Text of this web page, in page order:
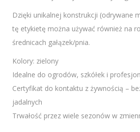
Dzięki unikalnej konstrukcji (odrywane
tę etykietę można używać również na
średnicach gałązek/pnia.
Kolory: zielony
Idealne do ogrodów, szkółek i
Certyfikat do kontaktu z żywnością –
jadalnych
Trwałość przez wiele sezonów w